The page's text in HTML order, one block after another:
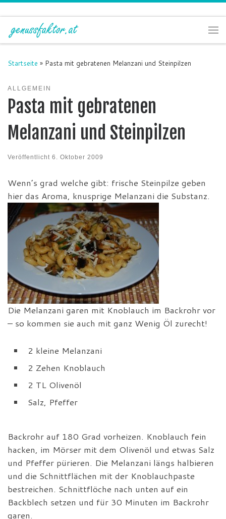
Zum Inhalt springen
Startseite » Pasta mit gebratenen Melanzani und Steinpilzen
ALLGEMEIN
Pasta mit gebratenen
Melanzani und Steinpilzen
Veröffentlicht 6. Oktober 2009
Wenn’s grad welche gibt: frische Steinpilze geben
hier das Aroma, knusprige Melanzani die Substanz.
Die Melanzani garen mit Knoblauch im Backrohr vor
– so kommen sie auch mit ganz Wenig Öl zurecht!
2 kleine Melanzani
2 Zehen Knoblauch
2 TL Olivenöl
Salz, Pfeffer
Backrohr auf 180 Grad vorheizen. Knoblauch fein
hacken, im Mörser mit dem Olivenöl und etwas Salz
und Pfeffer pürieren. Die Melanzani längs halbieren
und die Schnittflächen mit der Knoblauchpaste
bestreichen. Schnittflöche nach unten auf ein
Backblech setzen und für 30 Minuten im Backrohr
garen.